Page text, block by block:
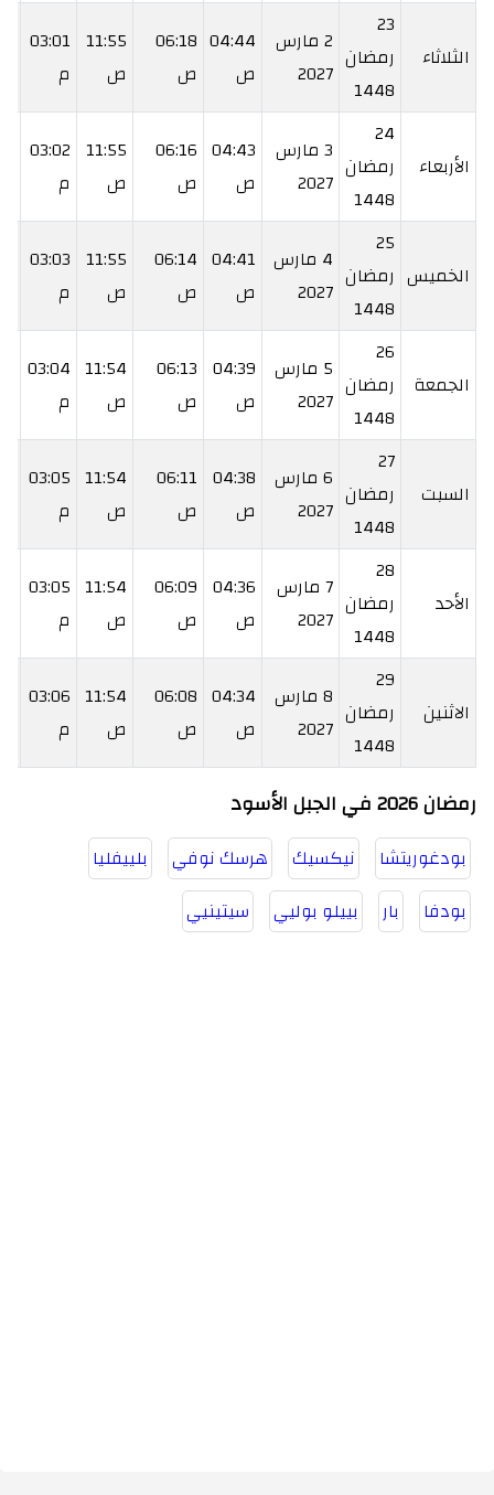
الثلاثاء
23
رمضان
1448
2 مارس
2027
04:44
ص
06:18
ص
11:55
ص
03:01
م
الأربعاء
24
رمضان
1448
3 مارس
2027
04:43
ص
06:16
ص
11:55
ص
03:02
م
الخميس
25
رمضان
1448
4 مارس
2027
04:41
ص
06:14
ص
11:55
ص
03:03
م
الجمعة
26
رمضان
1448
5 مارس
2027
04:39
ص
06:13
ص
11:54
ص
03:04
م
السبت
27
رمضان
1448
6 مارس
2027
04:38
ص
06:11
ص
11:54
ص
03:05
م
الأحد
28
رمضان
1448
7 مارس
2027
04:36
ص
06:09
ص
11:54
ص
03:05
م
الاثنين
29
رمضان
1448
8 مارس
2027
04:34
ص
06:08
ص
11:54
ص
03:06
م
رمضان 2026 في الجبل الأسود
بودغوريتشا نيكسيك هرسك نوفي
بلييفليا
بودفا
بار بييلو بوليي سيتينيي